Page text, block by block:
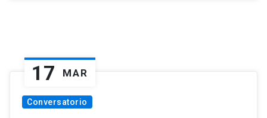
17 MAR
Conversatorio